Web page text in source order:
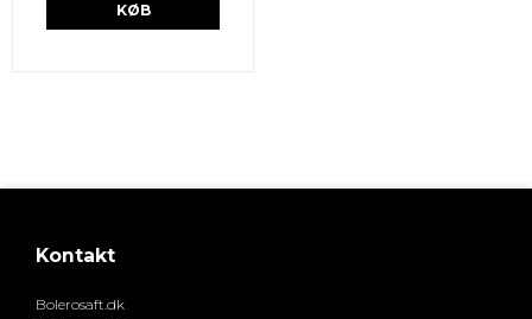
KØB
Kontakt
Bolerosaft.dk